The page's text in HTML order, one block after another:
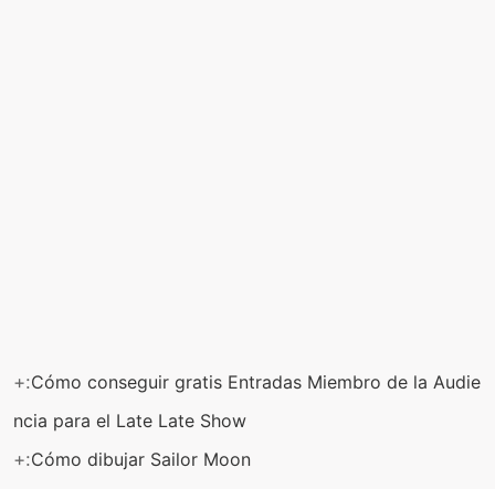
+:Cómo conseguir gratis Entradas Miembro de la Audie
ncia para el Late Late Show
+:Cómo dibujar Sailor Moon